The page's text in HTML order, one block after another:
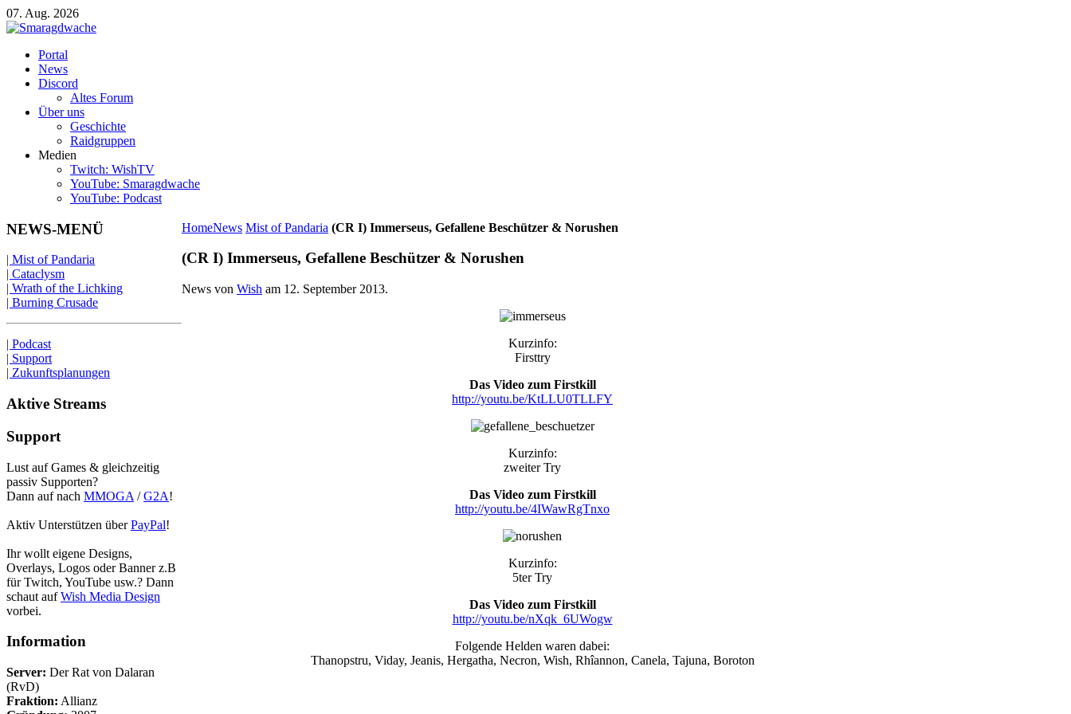
07. Aug. 2026
Portal
News
Discord
Altes Forum
Über uns
Geschichte
Raidgruppen
Medien
Twitch: WishTV
YouTube: Smaragdwache
YouTube: Podcast
HomeNews Mist of Pandaria (CR I) Immerseus, Gefallene Beschützer & Norushen
(CR I) Immerseus, Gefallene Beschützer & Norushen
News von Wish am 12. September 2013.
Kurzinfo:
Firsttry
Das Video zum Firstkill
http://youtu.be/KtLLU0TLLFY
Kurzinfo:
zweiter Try
Das Video zum Firstkill
http://youtu.be/4IWawRgTnxo
Kurzinfo:
5ter Try
Das Video zum Firstkill
http://youtu.be/nXqk_6UWogw
Folgende Helden waren dabei:
Thanopstru, Viday, Jeanis, Hergatha, Necron, Wish, Rhîannon, Canela, Tajuna, Boroton
NEWS-MENÜ
| Mist of Pandaria
| Cataclysm
| Wrath of the Lichking
| Burning Crusade
| Podcast
| Support
| Zukunftsplanungen
Aktive Streams
Support
Lust auf Games & gleichzeitig
passiv Supporten?
Dann auf nach MMOGA /G2A!
Aktiv Unterstützen überPayPal!
Ihr wollt eigene Designs,
Overlays, Logos oder Banner z.B
für Twitch, YouTube usw.? Dann
schaut aufWish Media Design
vorbei.
Information
Server: Der Rat von Dalaran
(RvD)
Fraktion: Allianz